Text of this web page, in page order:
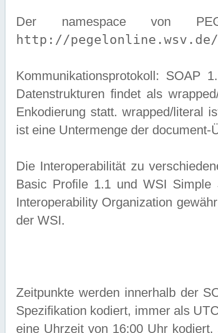
Der namespace von
http://pegelonline.wsv.de/
Kommunikationsprotokoll: SOAP
Datenstrukturen findet als
Enkodierung statt. wrapped/literal
ist eine Untermenge der
Die Interoperabilität zu
Basic Profile 1.1 und WSI
Interoperability Organization
der WSI.
Zeitpunkte werden innerhalb der
Spezifikation kodiert, immer als
eine Uhrzeit von 16:00 Uhr